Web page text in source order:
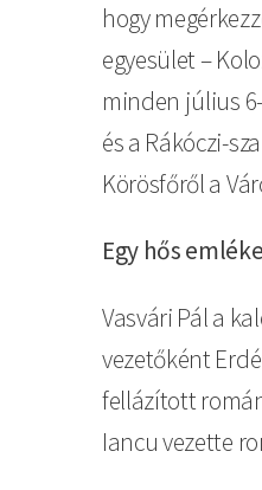
hogy
egyesület –
minden július
és a Rákóczi-
Körösfőről a
Egy hős
Vasvári Pál a
vezetőként
fellázított
Iancu vezette